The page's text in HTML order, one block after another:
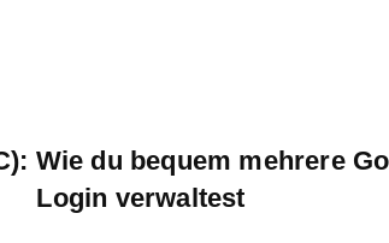
Wie du bequem mehrere
Login verwaltest